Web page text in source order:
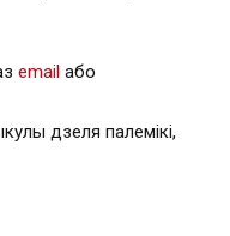
email або
дзеля палемікі,